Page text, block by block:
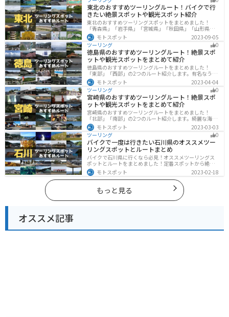
ングに行く際は参考にしてください。
東北のおすすめツーリングルート！バイクで行
きたい絶景スポットや観光スポット紹介
東北のおすすめツーリングスポットをまとめました！
「青森県」「岩手県」「宮城県」「秋田県」「山形県」
「福島県」の各県の観光地紹介します。自然豊かな山々
や湖、温泉地が点在し、四季折々の景色を楽しめるスポ
ットが多数あります。バイクで東北にツーリングに行く
際は参考にしてください。
モトスポット
2023-09-05
ツーリング
0
徳島県のおすすめツーリングルート！絶景スポ
ットや観光スポットをまとめて紹介
徳島県のおすすめツーリングルートをまとめました！
「東部」「西部」の2つのルート紹介します。有名なうず
しおや山を中心とした自然豊かなスポットが多数ありま
す。バイクで徳島県にツーリングに行く際は参考にして
ください。
モトスポット
2023-04-04
ツーリング
0
宮崎県のおすすめツーリングルート！絶景スポ
ットや観光スポットをまとめて紹介
宮崎県のおすすめツーリングルートをまとめました！
「北部」「南部」の2つのルート紹介します。綺麗な海岸
線が特徴的な海・自然豊かな山・趣のある神社を満喫す
るツーリングができます。バイクで宮崎県にツーリング
に行く際は参考にしてください。
モトスポット
2023-03-03
ツーリング
0
バイクで一度は行きたい石川県のオススメツー
リングスポットとルートまとめ
バイクで石川県に行くなら必見！オススメツーリングス
ポットとルートをまとめました！定番スポットから絶景
スポット、温泉、海、グルメなど様々なジャンルで楽し
めます。バイクで石川ツーリングに行こうと思っている
人は、参考にしてください。
モトスポット 2023-02-18
もっと見る
オススメ記事